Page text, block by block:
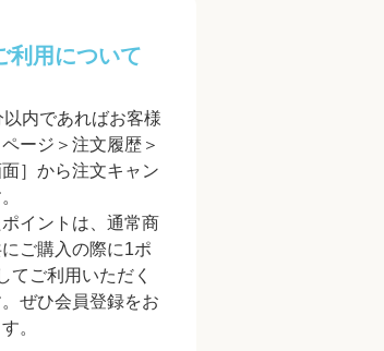
利用について
内であればお客様
ージ＞注文履歴＞
］から注文キャン
イントは、通常商
ご購入の際に1ポ
てご利用いただく
ぜひ会員登録をお
。